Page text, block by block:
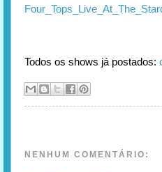
Todos os shows já postados:
NENHUM COMENTÁRIO: